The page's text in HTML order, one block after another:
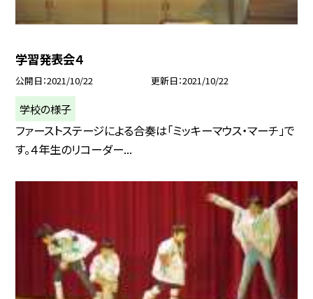
学習発表会４
公開日 2021/10/22 更新日 2021/10/22
学校の様子
ファーストステージによる合奏は「ミッキーマウス・マーチ」で
す。４年生のリコーダー...